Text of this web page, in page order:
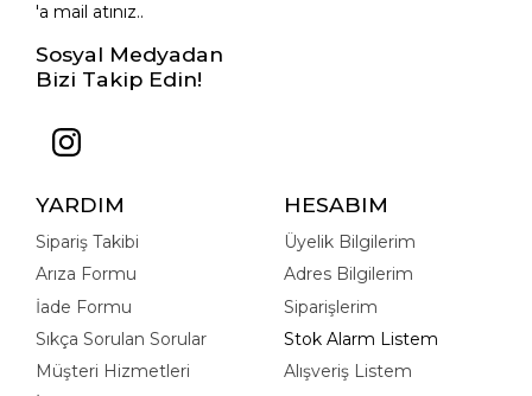
'a mail atınız..
Sosyal Medyadan
Bizi Takip Edin!
YARDIM
Sipariş Takibi
Arıza Formu
İade Formu
Sıkça Sorulan Sorular
Müşteri Hizmetleri
HESABIM
Üyelik Bilgilerim
Adres Bilgilerim
Siparişlerim
Stok Alarm Listem
Alışveriş Listem